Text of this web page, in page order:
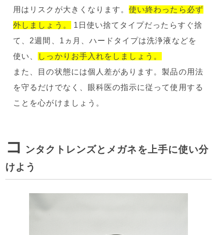
用はリスクが大きくなります。使い終わったら必ず
外しましょう。
1日使い捨てタイプだったらすぐ捨
て、2週間、1ヵ月、ハードタイプは洗浄液などを
使い、
しっかりお手入れをしましょう。
また、目の状態には個人差があります。製品の用法
を守るだけでなく、眼科医の指示に従って使用する
ことを心がけましょう。
コ ンタクトレンズとメガネを上手に使い分
けよう